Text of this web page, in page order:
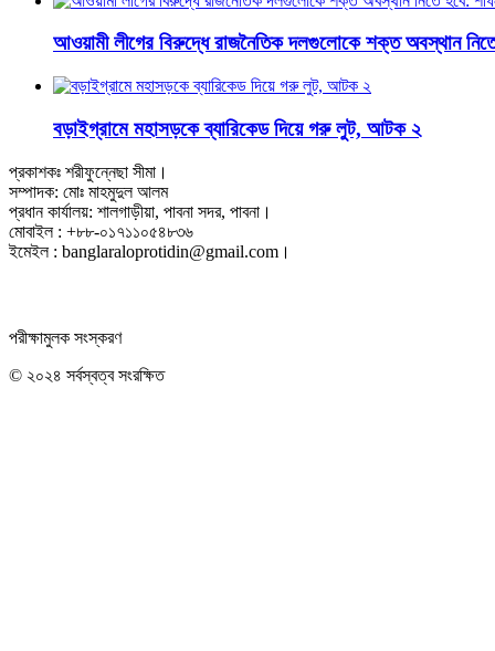
আওয়ামী লীগের বিরুদ্ধে রাজনৈতিক দলগুলোকে শক্ত অবস্থান
বড়াইগ্রামে মহাসড়কে ব্যারিকেড দিয়ে গরু লুট, আটক ২
প্রকাশকঃ শরীফুন্নেছা সীমা।
সম্পাদক: মোঃ মাহমুদুল আলম
প্রধান কার্যালয়: শালগাড়ীয়া, পাবনা সদর, পাবনা।
মোবাইল : +৮৮-০১৭১১০৫৪৮৩৬
ইমেইল : banglaraloprotidin@gmail.com।
পরীক্ষামুলক সংস্করণ
© ২০২৪ সর্বস্বত্ব সংরক্ষিত